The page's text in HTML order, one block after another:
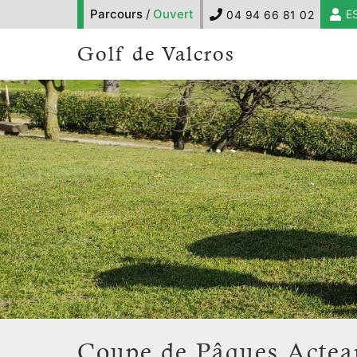
Parcours / Ouvert 04 94 66 81 02
Golf de Valcros